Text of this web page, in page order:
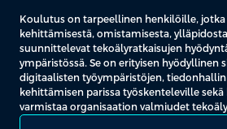
Koulutus on tarpeellinen henkilöille,
kehittämisestä, omistamisesta,
suunnittelevat tekoälyratkaisujen
ympäristössä. Se on erityisen hyödyllinen
digitaalisten työympäristöjen,
kehittämisen parissa työskenteleville
varmistaa organisaation valmiudet